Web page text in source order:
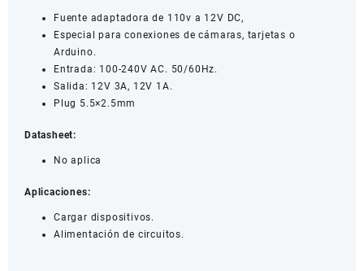
Fuente adaptadora de 110v a 12V DC,
Especial para conexiones de cámaras, tarjetas o
Arduino.
Entrada: 100-240V AC. 50/60Hz.
Salida: 12V 3A, 12V 1A.
Plug 5.5×2.5mm
Datasheet:
No aplica
Aplicaciones:
Cargar dispositivos.
Alimentación de circuitos.